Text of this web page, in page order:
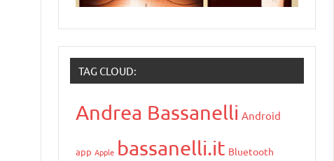
TAG CLOUD:
Andrea Bassanelli Android
app Apple bassanelli.it Bluetooth